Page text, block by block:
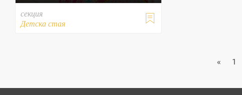

секция
Детска стая
« 1